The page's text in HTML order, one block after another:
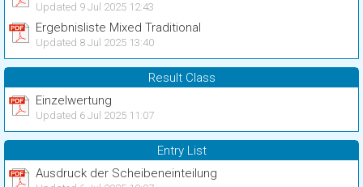
Updated 9 Jul 2025 12:43
Ergebnisliste Mixed Traditional
Updated 8 Jul 2025 13:40
Result Class
Einzelwertung
Updated 6 Jul 2025 11:07
Entry List
Ausdruck der Scheibeneinteilung